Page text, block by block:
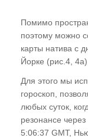
Помимо
поэтому можно
карты натива с
Йорке (рис.4, 4а).
Для этого мы
гороскоп,
любых суток,
резонансе
5:06:37 GMT,